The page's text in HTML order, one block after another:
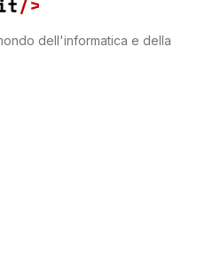
dell'informatica e della